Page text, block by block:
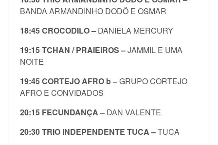
BANDA ARMANDINHO DODÔ E OSMAR
18:45 CROCODILO – DANIELA MERCURY
19:15 TCHAN / PRAIEIROS –JAMMIL E UMA
NOITE
19:45 CORTEJO AFRO b –GRUPO CORTEJO
AFRO E CONVIDADOS
20:15 FECUNDANÇA – DAN VALENTE
20:30 TRIO INDEPENDENTE TUCA –TUCA